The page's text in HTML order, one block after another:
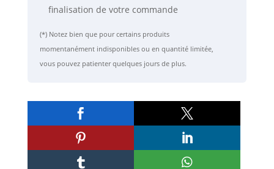
finalisation de votre commande
(*) Notez bien que pour certains produits
momentanément indisponibles ou en quantité limitée,
vous pouvez patienter quelques jours de plus.





